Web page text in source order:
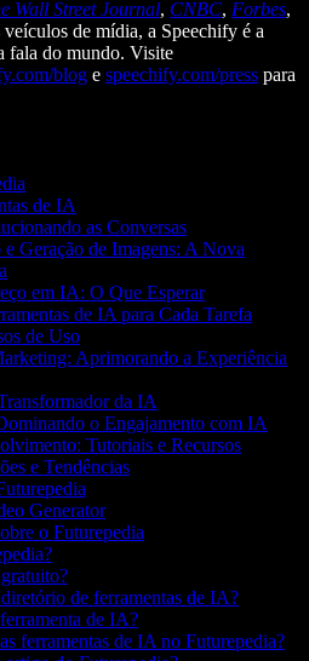
Wall Street Journal, CNBC, Forbes,
veículos de mídia, a Speechify é a
fala do mundo. Visite
blog e speechify.com/press para
de IA
as Conversas
Geração de Imagens: A Nova
em IA: O Que Esperar
de IA para Cada Tarefa
de Uso
Aprimorando a Experiência
da IA
o Engajamento com IA
Tutoriais e Recursos
e Tendências
Generator
o Futurepedia
de ferramentas de IA?
de IA?
ferramentas de IA no Futurepedia?